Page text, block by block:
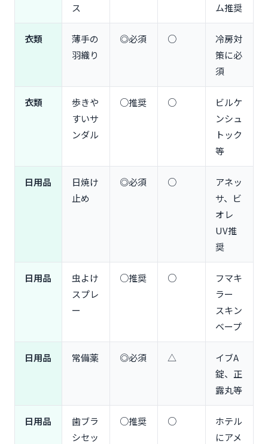
ス
ム推奨
衣類
薄手の
羽織り
◎必須 ○
冷房対
策に必
須
衣類
歩きや
すいサ
ンダル
○推奨 ○
ビルケ
ンシュ
トック
等
日用品
日焼け
止め
◎必須 ○
アネッ
サ、ビ
オレ
UV推
奨
日用品
虫よけ
スプレ
ー
○推奨 ○
フマキ
ラー
スキン
ベープ
日用品 常備薬 ◎必須 △
イブA
錠、正
露丸等
日用品
歯ブラ
シセッ
○推奨 ○
ホテル
にアメ